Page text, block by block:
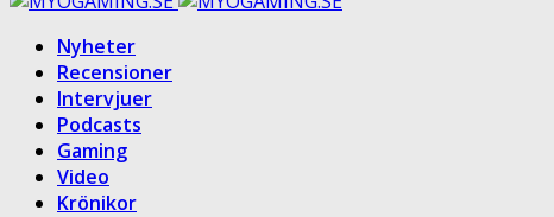
Nyheter
Recensioner
Intervjuer
Podcasts
Gaming
Video
Krönikor